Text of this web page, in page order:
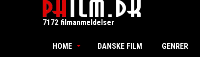
7172 filmanmeldelser
HOME DANSKE FILM GENRER